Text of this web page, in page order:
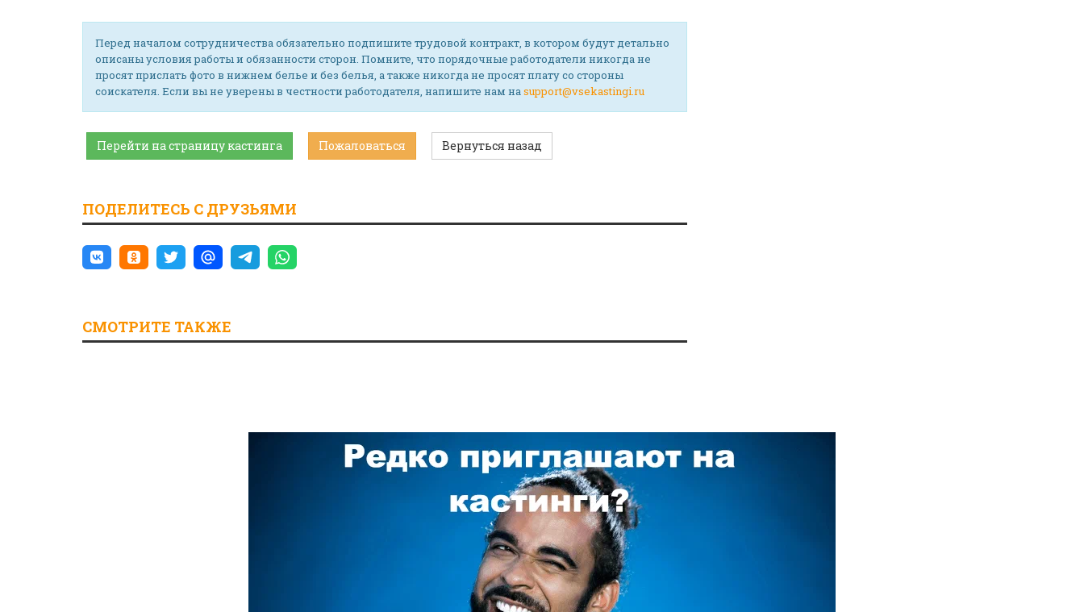
Перед началом сотрудничества обязательно подпишите трудовой контракт, в котором будут детально
описаны условия работы и обязанности сторон. Помните, что порядочные работодатели никогда не
просят прислать фото в нижнем белье и без белья, а также никогда не просят плату со стороны
соискателя. Если вы не уверены в честности работодателя, напишите нам наsupport@vsekastingi.ru
Перейти на страницу кастинга Пожаловаться Вернуться назад
ПОДЕЛИТЕСЬ С ДРУЗЬЯМИ
СМОТРИТЕ ТАКЖЕ